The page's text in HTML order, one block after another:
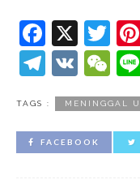
X
VK
TAGS : MENINGGAL
FACEBOOK